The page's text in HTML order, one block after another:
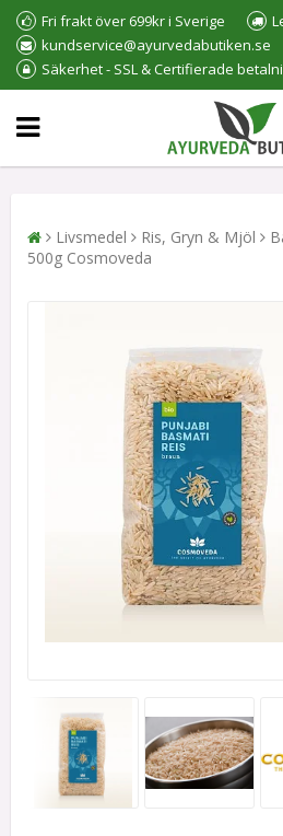
Fri frakt över 699kr i Sverige
kundservice@ayurvedabutiken.se
Säkerhet - SSL & Certifierade
Livsmedel Ris, Gryn & Mjöl
500g Cosmoveda